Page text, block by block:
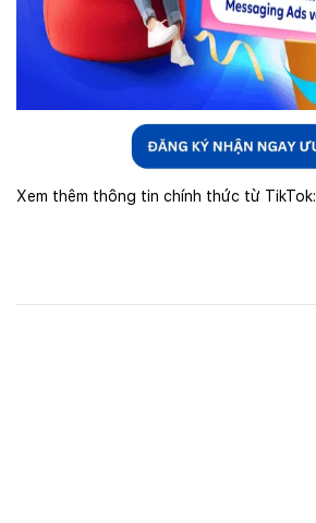
Xem thêm thông tin chính thức từ TikTok: